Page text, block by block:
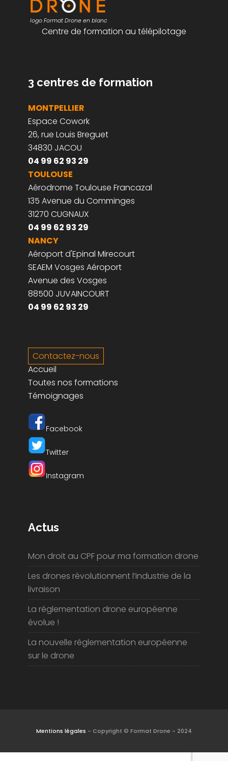
MONTPELLIER
Espace Cowork
26, rue Louis Breguet
34830 JACOU
04 99 62 93 29
TOULOUSE
Aérodrome Toulouse Francazal
135 Avenue du Comminges
31270 CUGNAUX
04 99 62 93 29
NANCY
Aéroport d'Epinal Mirecourt
SEAEM Vosges Aéroport
Avenue des Vosges
88500 JUVAINCOURT
Contactez-nous
Accueil
Toutes nos formations
Témoignages
Facebook
Mon droit au CPF pour ma formation drone
Les drones révolutionnent l’industrie de la
livraison
La réglementation drone européenne
évolue !
La nouvelle réglementation européenne